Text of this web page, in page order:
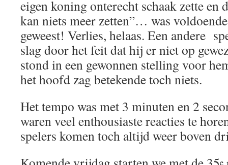
eigen koning onterecht schaak zette
kan niets meer zetten”… was
geweest! Verlies, helaas. Een andere
slag door het feit dat hij er niet op
stond in een gewonnen stelling voor
het hoofd zag betekende toch niets.
Het tempo was met 3 minuten en 2
waren veel enthousiaste reacties te
spelers komen toch altijd weer boven
e